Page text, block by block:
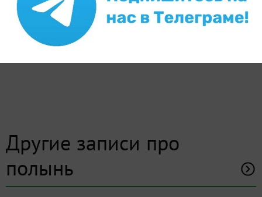
Другие записи про
полынь